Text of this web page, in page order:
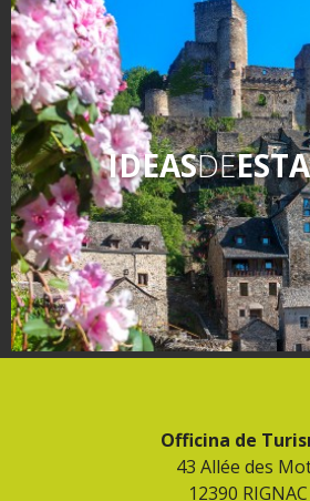
IDEASDE
Officina de
43 Allée des
12390 RIGNAC